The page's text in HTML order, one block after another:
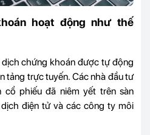
hoạt động như thế
chứng khoán được tự động
tảng trực tuyến. Các nhà đầu tư
phiếu đã niêm yết trên sàn
điện tử và các công ty môi